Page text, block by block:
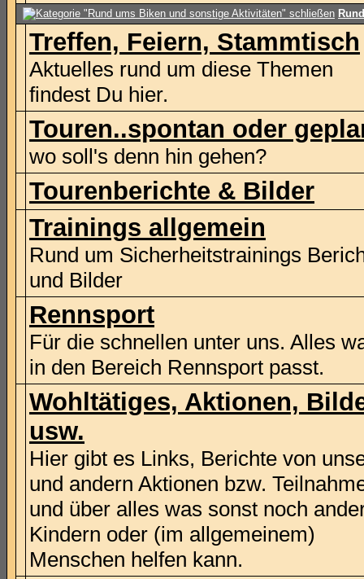
Treffen, Feiern, Stammtisch
Aktuelles rund um diese Themen
findest Du hier.
Touren..spontan oder
wo soll's denn hin gehen?
Tourenberichte & Bilder
Trainings allgemein
Rund um Sicherheitstrainings
und Bilder
Rennsport
Für die schnellen unter uns. Alles
in den Bereich Rennsport passt.
Wohltätiges, Aktionen,
usw.
Hier gibt es Links, Berichte von
und andern Aktionen bzw.
und über alles was sonst noch
Kindern oder (im allgemeinem)
Menschen helfen kann.